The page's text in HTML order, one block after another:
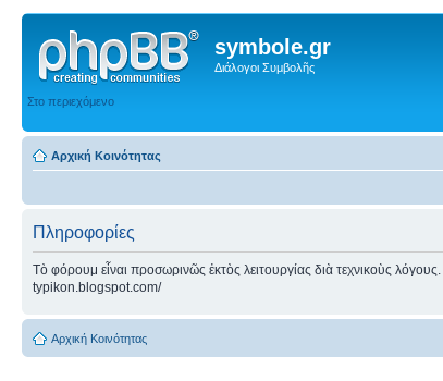
symbole.gr
Διάλογοι Συμβολῆς
Στο περιεχόμενο
Αρχική Κοινότητας
Πληροφορίες
Τὸ φόρουμ εἶναι προσωρινῶς ἐκτὸς λειτουργίας διὰ τεχνικοὺς
typikon.blogspot.com/
Αρχική Κοινότητας